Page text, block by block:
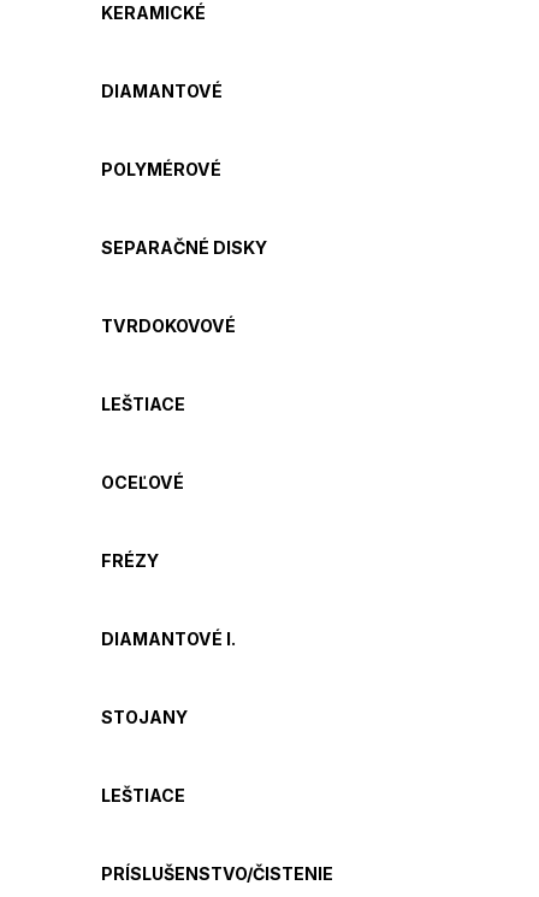
KERAMICKÉ
DIAMANTOVÉ
POLYMÉROVÉ
SEPARAČNÉ DISKY
TVRDOKOVOVÉ
LEŠTIACE
OCEĽOVÉ
FRÉZY
DIAMANTOVÉ I.
STOJANY
LEŠTIACE
PRÍSLUŠENSTVO/ČISTENIE